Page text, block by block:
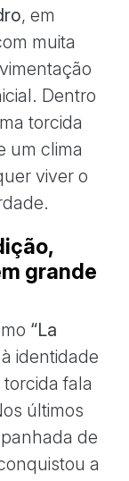
, em
muita
Dentro
torcida
um clima
viver o
grande
“La
identidade
fala
últimos
de
a